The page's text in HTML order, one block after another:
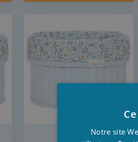
Notre site